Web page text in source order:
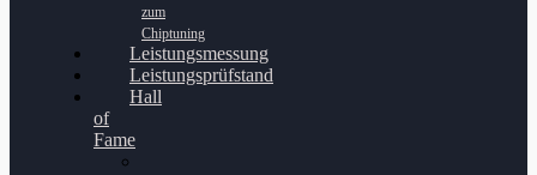
zum
Chiptuning
Leistungsmessung
Leistungsprüfstand
Hall
of
Fame